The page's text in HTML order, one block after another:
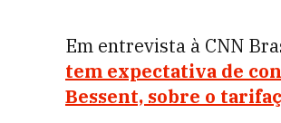
Em entrevista à CNN
tem expectativa de
Bessent, sobre o